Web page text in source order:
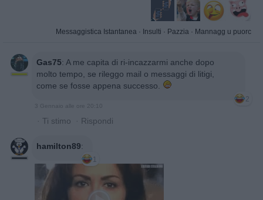
Messaggistica Istantanea · Insulti · Pazzia · Mannagg u puorc
Gas75: A me capita di ri-incazzarmi anche dopo
molto tempo, se rileggo mail o messaggi di litigi,
come se fosse appena successo.
2
3 Gennaio alle ore 20:10
· Ti stimo · Rispondi
hamilton89:
1